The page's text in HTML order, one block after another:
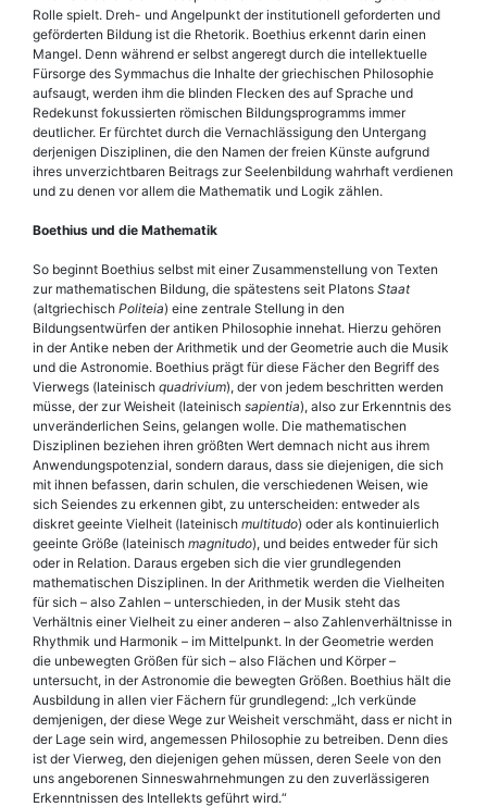
Rolle spielt. Dreh- und Angelpunkt der institutionell geforderten und
geförderten Bildung ist die Rhetorik. Boe­thius erkennt darin einen
Mangel. Denn während er selbst angeregt durch die intellektuelle
Fürsorge des Symmachus die Inhalte der griechischen Philosophie
aufsaugt, werden ihm die blinden Flecken des auf Sprache und
Redekunst fokussierten römischen Bildungsprogramms immer
deutlicher. Er fürchtet durch die Vernachlässigung den Untergang
derjenigen Disziplinen, die den Namen der freien Künste aufgrund
ihres unverzichtbaren Beitrags zur Seelenbildung wahrhaft verdienen
und zu denen vor allem die Mathematik und Logik zählen.
Boe­thius und die Mathematik
So beginnt Boe­thius selbst mit einer Zusammenstellung von Texten
zur mathematischen Bildung, die spätestens seit Platons Staat
(altgriechisch Politeia) eine zentrale Stellung in den
Bildungsentwürfen der antiken Philosophie innehat. Hierzu gehören
in der Antike neben der Arithmetik und der Geometrie auch die Musik
und die Astronomie. Boe­thius prägt für diese Fächer den Begriff des
Vierwegs (lateinisch quadrivium), der von jedem beschritten werden
müsse, der zur Weisheit (lateinisch sapientia), also zur Erkenntnis des
unveränderlichen Seins, gelangen wolle. Die mathematischen
Disziplinen beziehen ihren größten Wert demnach nicht aus ihrem
Anwendungspotenzial, sondern daraus, dass sie diejenigen, die sich
mit ihnen befassen, darin schulen, die verschiedenen Weisen, wie
sich Seiendes zu erkennen gibt, zu unterscheiden: entweder als
diskret geeinte Vielheit (lateinisch multitudo) oder als kontinuierlich
geeinte Größe (lateinisch magnitudo), und beides entweder für sich
oder in Relation. Daraus ergeben sich die vier grundlegenden
mathematischen Disziplinen. In der Arithmetik werden die Vielheiten
für sich – also Zahlen – unterschieden, in der Musik steht das
Verhältnis einer Vielheit zu einer anderen – also Zahlenverhältnisse in
Rhythmik und Harmonik – im Mittelpunkt. In der Geometrie werden
die unbewegten Größen für sich – also Flächen und Körper –
untersucht, in der Astronomie die bewegten Größen. Boe­thius hält die
Ausbildung in allen vier Fächern für grundlegend: „Ich verkünde
demjenigen, der diese Wege zur Weisheit verschmäht, dass er nicht in
der Lage sein wird, angemessen Philosophie zu betreiben. Denn dies
ist der Vierweg, den diejenigen gehen müssen, deren Seele von den
uns angeborenen Sinneswahrnehmungen zu den zuverlässigeren
Erkenntnissen des Intellekts geführt wird.“